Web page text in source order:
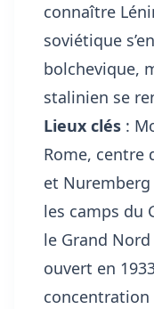
connaître
soviétique
bolchevique,
stalinien se
Lieux clés :
Rome, centre
et Nuremberg
les camps du
le Grand
ouvert en
concentration